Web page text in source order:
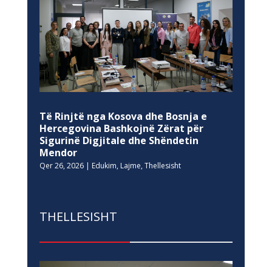
Të Rinjtë nga Kosova dhe Bosnja e
Hercegovina Bashkojnë Zërat për
Sigurinë Digjitale dhe Shëndetin
Mendor
Qer 26, 2026| Edukim, Lajme, Thellesisht
THELLESISHT